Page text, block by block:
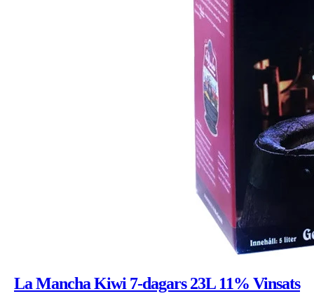
La Mancha Kiwi 7-dagars 23L 11% Vinsats